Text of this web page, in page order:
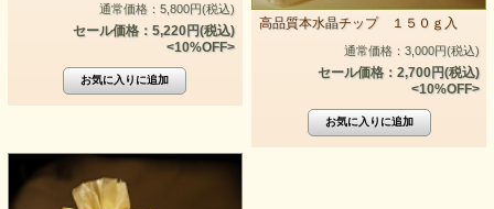
通常価格：5,800円(税込)
セール価格：5,220円(税込)
<10%OFF>
高品質本水晶チップ １５０ｇ入
通常価格：3,000円(税込)
セール価格：2,700円(税込)
<10%OFF>